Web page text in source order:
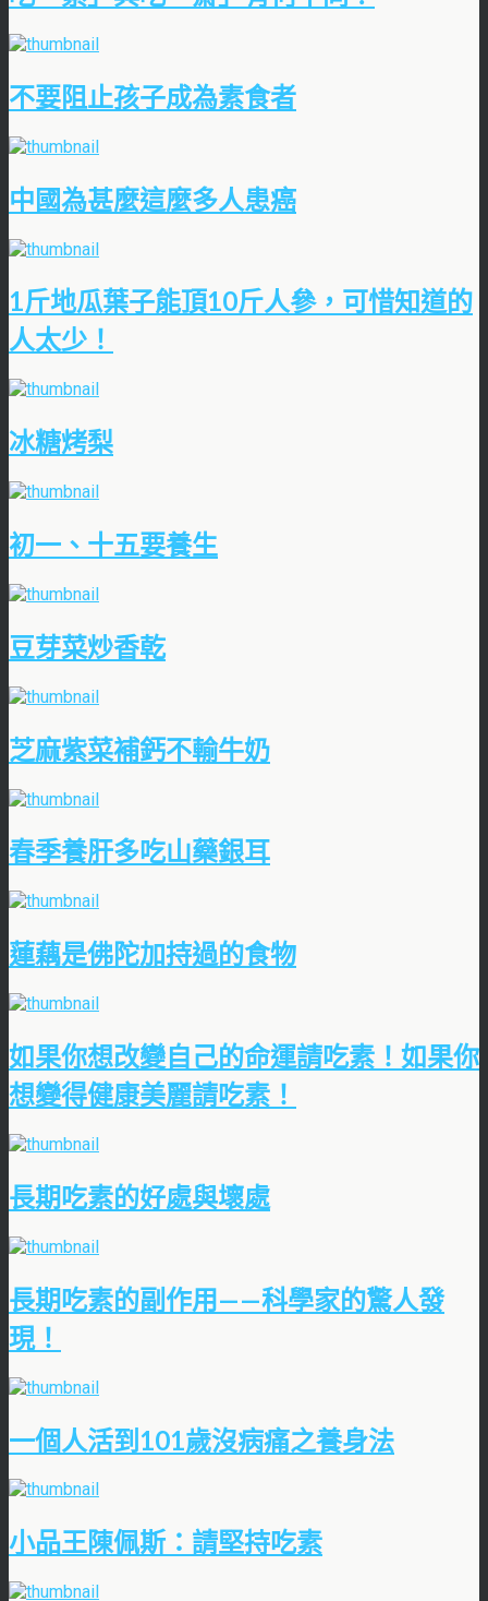
不要阻止孩子成為素食者
中國為甚麼這麼多人患癌
1斤地瓜葉子能頂10斤人參，可惜知道的
人太少！
冰糖烤梨
初一、十五要養生
豆芽菜炒香乾
芝麻紫菜補鈣不輸牛奶
春季養肝多吃山藥銀耳
蓮藕是佛陀加持過的食物
如果你想改變自己的命運請吃素！如果你
想變得健康美麗請吃素！
長期吃素的好處與壞處
長期吃素的副作用——科學家的驚人發
現！
一個人活到101歲沒病痛之養身法
小品王陳佩斯：請堅持吃素